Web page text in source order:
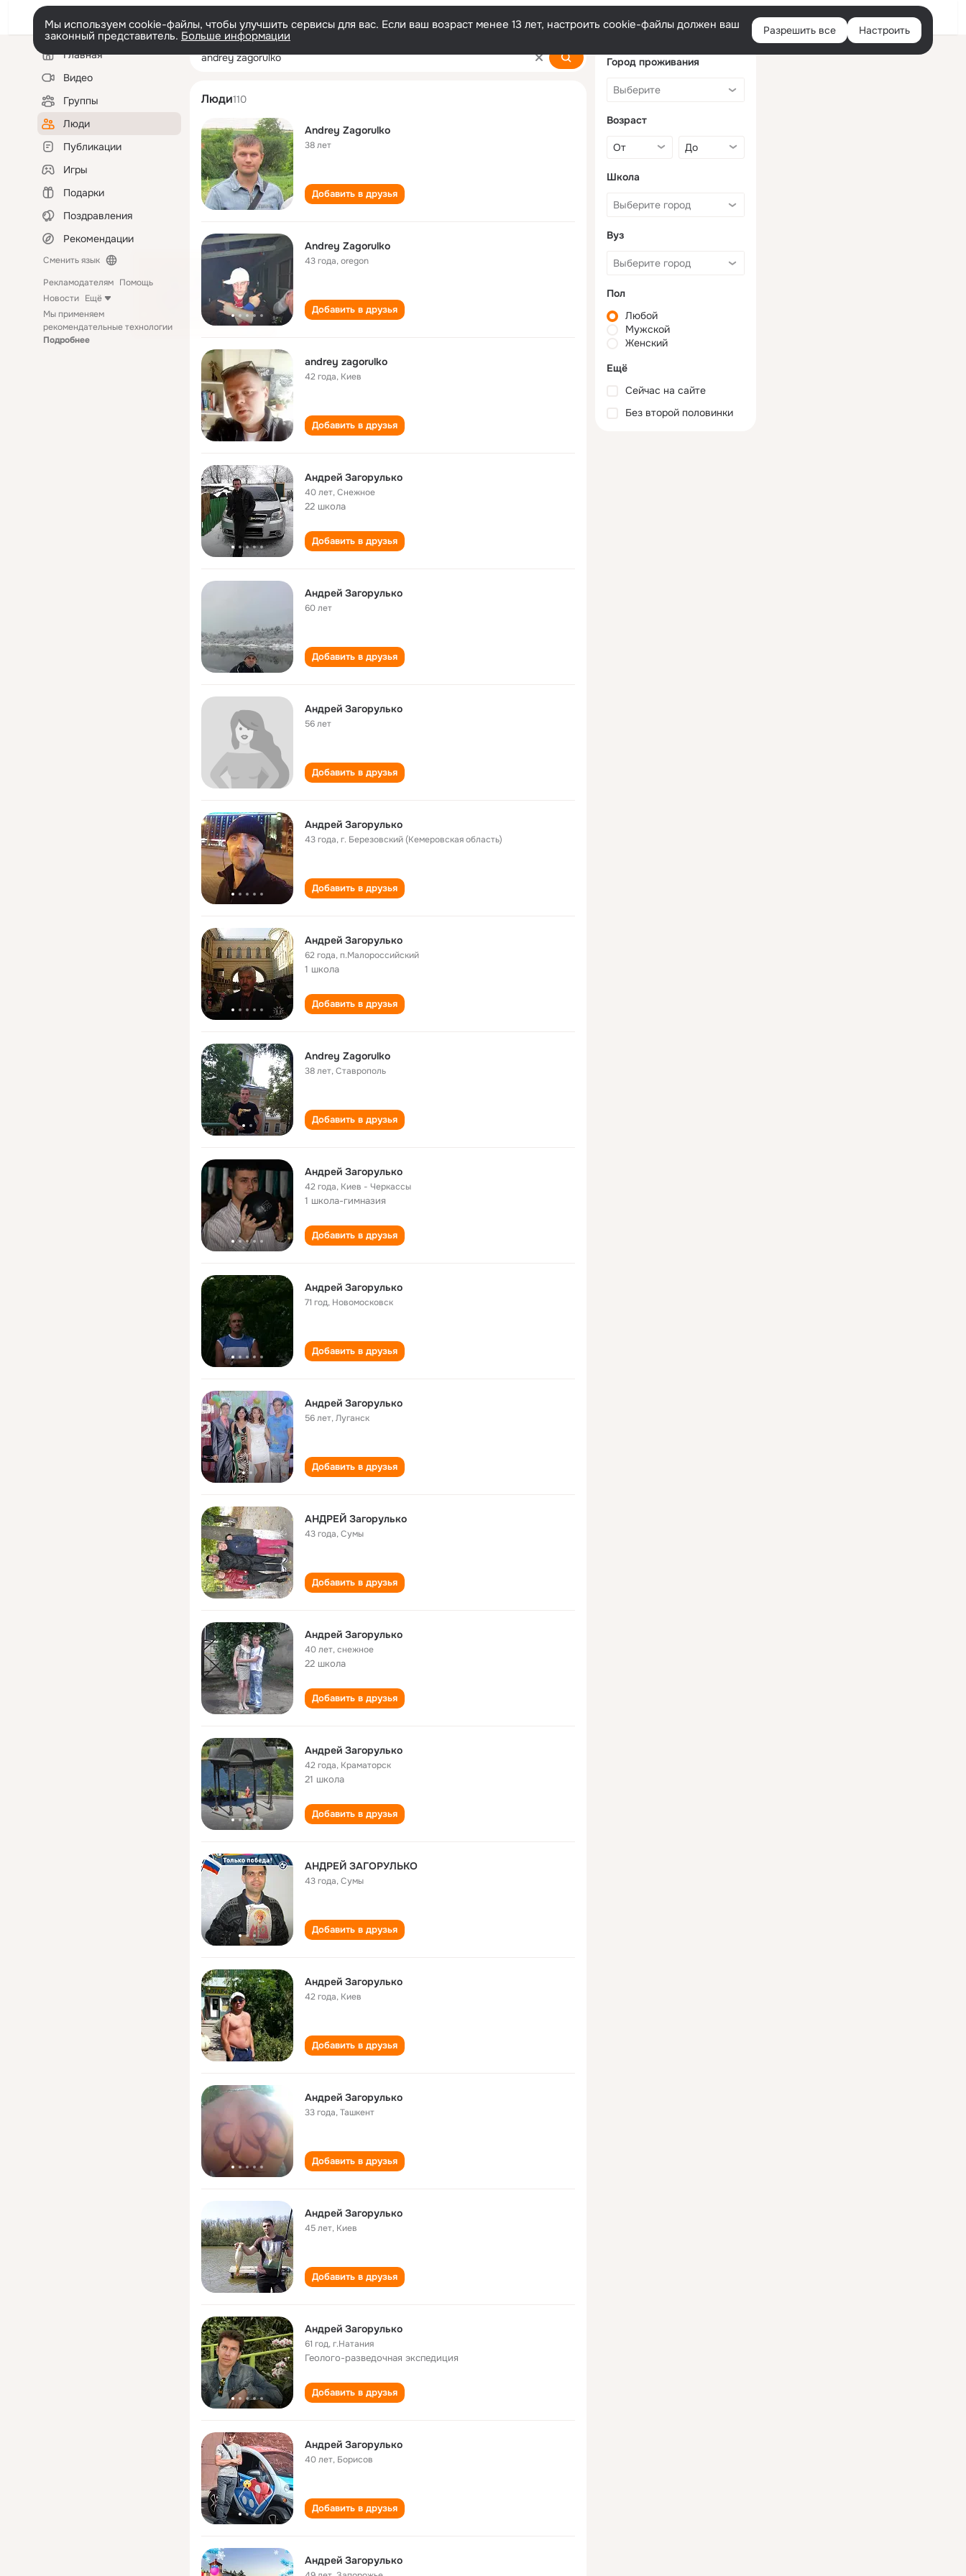
Войти
Мы используем cookie-файлы, чтобы улучшить сервисы для вас. Если ваш возраст менее 13 лет, настроить cookie-файлы должен ваш
законный представитель. Больше информации Разрешить все Настроить
Левая
колонкаГлавная
Видео
Группы
Люди
Публикации
Игры
Подарки
Поздравления
Рекомендации
Сменить язык
Рекламодателям Помощь
Новости Ещё
Мы применяем
рекомендательные технологии
Подробнее
andrey zagorulko
Люди110
Andrey Zagorulko
38 лет
Добавить в друзья
Andrey Zagorulko
43 года,oregon
Добавить в друзья
andrey zagorulko
42 года, Киев
Добавить в друзья
Андрей Загорулько
40 лет,Снежное
22 школа
Добавить в друзья
Андрей Загорулько
60 лет
Добавить в друзья
Андрей Загорулько
56 лет
Добавить в друзья
Андрей Загорулько
43 года,г. Березовский (Кемеровская область)
Добавить в друзья
Андрей Загорулько
62 года,п.Малороссийский
1 школа
Добавить в друзья
Andrey Zagorulko
38 лет,Ставрополь
Добавить в друзья
Андрей Загорулько
42 года, Киев - Черкассы
1 школа-гимназия
Добавить в друзья
Андрей Загорулько
71 год, Новомосковск
Добавить в друзья
Андрей Загорулько
56 лет,Луганск
Добавить в друзья
АНДРЕЙ Загорулько
43 года,Сумы
Добавить в друзья
Андрей Загорулько
40 лет,снежное
22 школа
Добавить в друзья
Андрей Загорулько
42 года, Краматорск
21 школа
Добавить в друзья
АНДРЕЙ ЗАГОРУЛЬКО
43 года,Сумы
Добавить в друзья
Андрей Загорулько
42 года, Киев
Добавить в друзья
Андрей Загорулько
33 года,Ташкент
Добавить в друзья
Андрей Загорулько
45 лет, Киев
Добавить в друзья
Андрей Загорулько
61 год,г.Натания
Геолого-разведочная экспедиция
Добавить в друзья
Андрей Загорулько
40 лет, Борисов
Добавить в друзья
Андрей Загорулько
Город проживания
Возраст
Школа
Вуз
Пол
Любой
Мужской
Женский
Ещё
Сейчас на сайте
Без второй половинки